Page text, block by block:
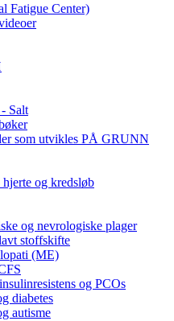
Fatigue Center)
Salt
som utvikles PÅ GRUNN
og kredsløb
og nevrologiske plager
stoffskifte
(ME)
og PCOs
diabetes
autisme